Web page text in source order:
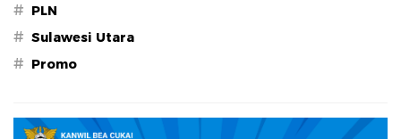
# PLN
# Sulawesi Utara
# Promo